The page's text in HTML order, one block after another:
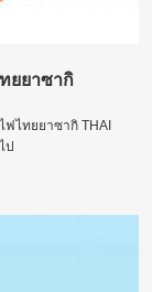
ยยาซากิ
ไทยยาซากิ THAI
ป